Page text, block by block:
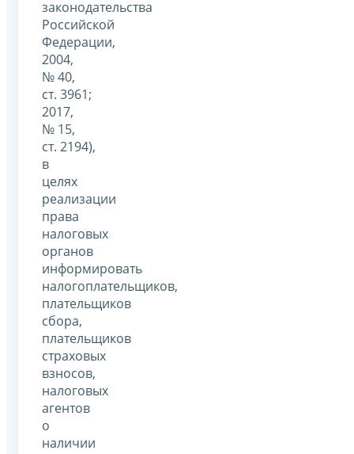
законодательства
Российской
Федерации,
2004,
№ 40,
ст. 3961;
2017,
№ 15,
ст. 2194),
в
целях
реализации
права
налоговых
органов
информировать
налогоплательщиков,
плательщиков
сбора,
плательщиков
страховых
взносов,
налоговых
агентов
о
наличии